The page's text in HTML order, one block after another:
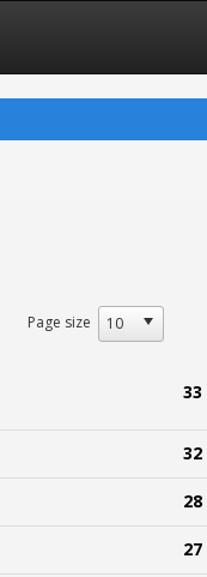
Page size
33
32
28
27